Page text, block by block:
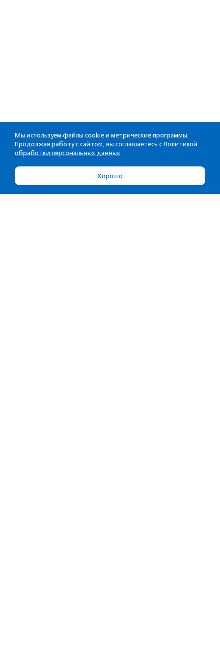
Мы используем файлы cookie и метрические программы.
Продолжая работу с сайтом, вы соглашаетесь с Политикой
обработки персональных данных
Хорошо